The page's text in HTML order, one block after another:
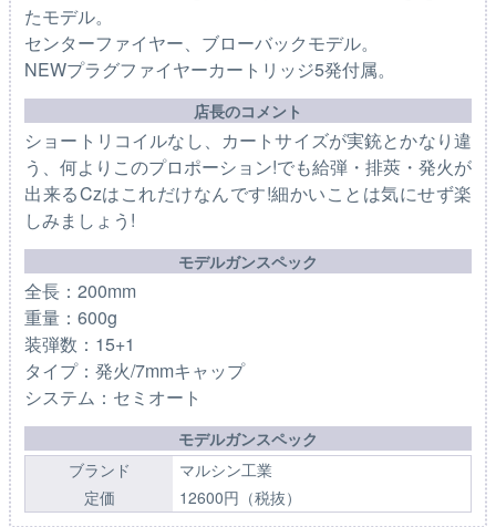
たモデル。
センターファイヤー、ブローバックモデル。
NEWプラグファイヤーカートリッジ5発付属。
店長のコメント
ショートリコイルなし、カートサイズが実銃とかなり違
う、何よりこのプロポーション!でも給弾・排莢・発火が
出来るCzはこれだけなんです!細かいことは気にせず楽
しみましょう!
モデルガンスペック
全長：200mm
重量：600g
装弾数：15+1
タイプ：発火/7mmキャップ
システム：セミオート
モデルガンスペック
ブランド
マルシン工業
定価
12600円（税抜）